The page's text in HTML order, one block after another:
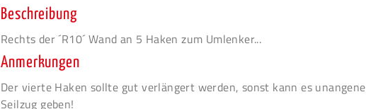
Beschreibung
Rechts der ´R10´ Wand an 5 Haken zum Umlenker...
Anmerkungen
Der vierte Haken sollte gut verlängert werden, sonst kann es
Seilzug geben!